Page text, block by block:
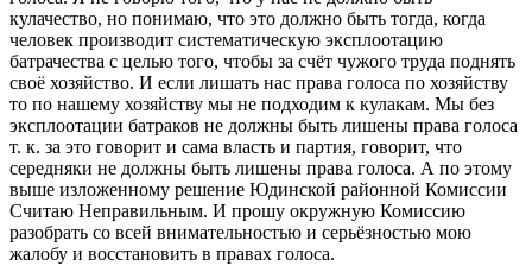
кулачество, но понимаю, что это должно быть тогда, когда
человек производит систематическую эксплоотацию
батрачества с целью того, чтобы за счёт чужого труда поднять
своё хозяйство. И если лишать нас права голоса по хозяйству
то по нашему хозяйству мы не подходим к кулакам. Мы без
эксплоотации батраков не должны быть лишены права голоса
т. к. за это говорит и сама власть и партия, говорит, что
середняки не должны быть лишены права голоса. А по этому
выше изложенному решение Юдинской районной Комиссии
Считаю Неправильным. И прошу окружную Комиссию
разобрать со всей внимательностью и серьёзностью мою
жалобу и восстановить в правах голоса.